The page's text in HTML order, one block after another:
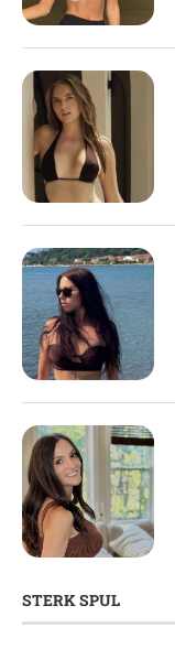
STERK SPUL